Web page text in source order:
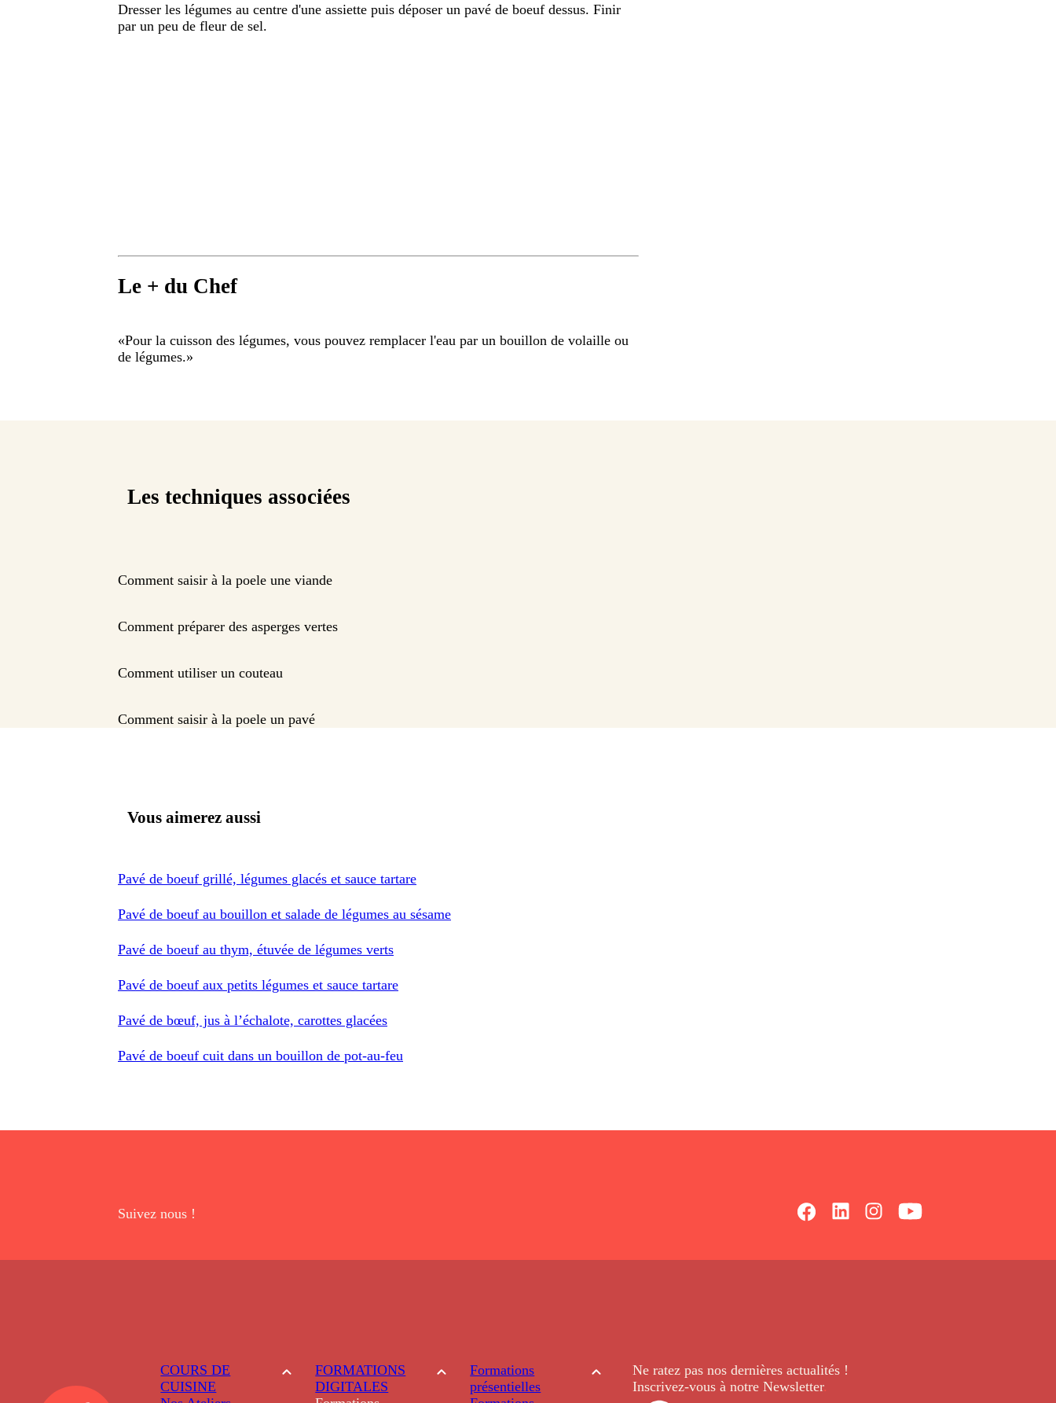
Dresser les légumes au centre d'une assiette puis déposer un pavé de boeuf dessus. Finir
par un peu de fleur de sel.
Le + du Chef
«Pour la cuisson des légumes, vous pouvez remplacer l'eau par un bouillon de volaille ou
de légumes.»
Les techniques associées
Comment saisir à la poele une viande
Comment préparer des asperges vertes
Comment utiliser un couteau
Comment saisir à la poele un pavé
Vous aimerez aussi
Pavé de boeuf grillé, légumes glacés et sauce tartare
Pavé de boeuf au bouillon et salade de légumes au sésame
Pavé de boeuf au thym, étuvée de légumes verts
Pavé de boeuf aux petits légumes et sauce tartare
Pavé de bœuf, jus à l’échalote, carottes glacées
Pavé de boeuf cuit dans un bouillon de pot-au-feu
Suivez nous !
COURS DE
CUISINE
FORMATIONS
DIGITALES
Formations
présentielles
Ne ratez pas nos dernièresactualités !
Inscrivez-vous à notre Newsletter.